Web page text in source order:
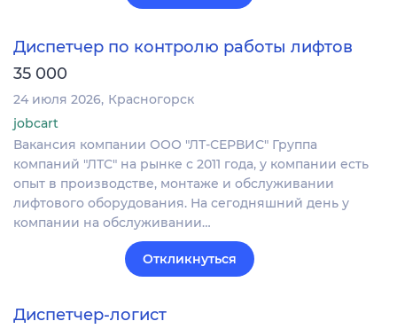
Диспетчер по контролю работы лифтов
35 000
24 июля 2026 Красногорск
jobcart
Вакансия компании ООО "ЛТ-СЕРВИС" Группа
компаний "ЛТС" на рынке с 2011 года, у компании есть
опыт в производстве, монтаже и обслуживании
лифтового оборудования. На сегодняшний день у
компании на обслуживании…
Откликнуться
Диспетчер-логист